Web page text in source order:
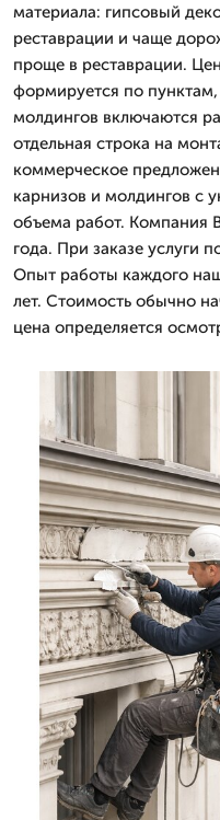
материала: гипсовый
реставрации и чаще
проще в реставрации.
формируется по
молдингов включаются
отдельная строка на
коммерческое
карнизов и молдингов с
объема работ.
года. При заказе услуги
Опыт работы каждого
лет. Стоимость обычно
цена определяется